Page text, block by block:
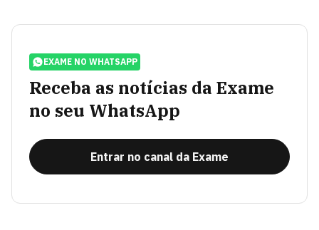
EXAME NO WHATSAPP
Receba as notícias da Exame
no seu WhatsApp
Entrar no canal da Exame